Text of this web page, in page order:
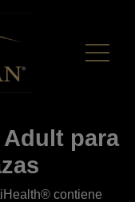
para
contiene